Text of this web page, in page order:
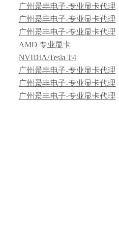
广州景丰电子-专业显卡代理
广州景丰电子-专业显卡代理
广州景丰电子-专业显卡代理
AMD 专业显卡
NVIDIA/Tesla T4
广州景丰电子-专业显卡代理
广州景丰电子-专业显卡代理
广州景丰电子-专业显卡代理